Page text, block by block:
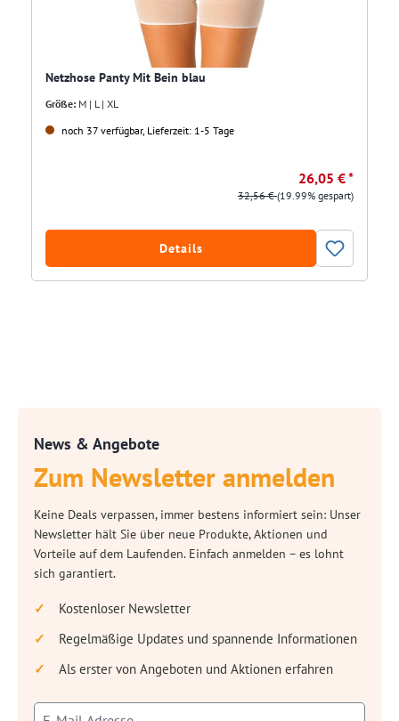
Netzhose Panty Mit Bein blau
Größe: M | L | XL
noch 37 verfügbar, Lieferzeit: 1-5 Tage
26,05 € *
32,56 €(19.99% gespart)
Details
News & Angebote
Zum Newsletter anmelden
Keine Deals verpassen, immer bestens informiert sein: Unser
Newsletter hält Sie über neue Produkte, Aktionen und
Vorteile auf dem Laufenden. Einfach anmelden – es lohnt
sich garantiert.
Kostenloser Newsletter
Regelmäßige Updates und spannende Informationen
Als erster von Angeboten und Aktionen erfahren